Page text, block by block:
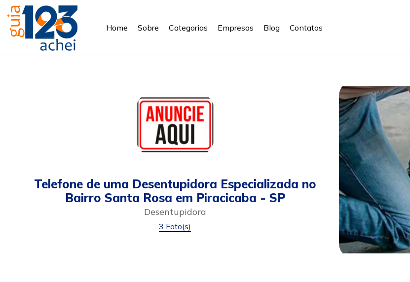
Home Sobre Categorias Empresas Blog Contatos
Telefone de uma Desentupidora Especializada no
Bairro Santa Rosa em Piracicaba - SP
Desentupidora
3 Foto(s)